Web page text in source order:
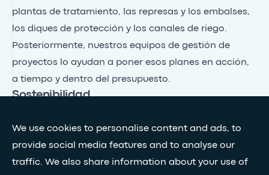
We use cookies to personalise content and ads, to
provide social media features and to analyse our
traffic. We also share information about your use of
plantas de tratamiento, las represas y los embalses,
los diques de protección y los canales de riego.
Posteriormente, nuestros equipos de gestión de
proyectos lo ayudan a poner esos planes en acción,
a tiempo y dentro del presupuesto.
Sostenibilidad.
proyecto, desde formas de reducir y reutilizar el agua
hasta devolver la biodiversidad a las vías fluviales y
las áreas costeras. Analizamos continuamente la